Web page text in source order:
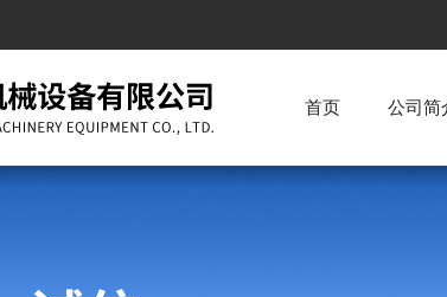
首页 公司简